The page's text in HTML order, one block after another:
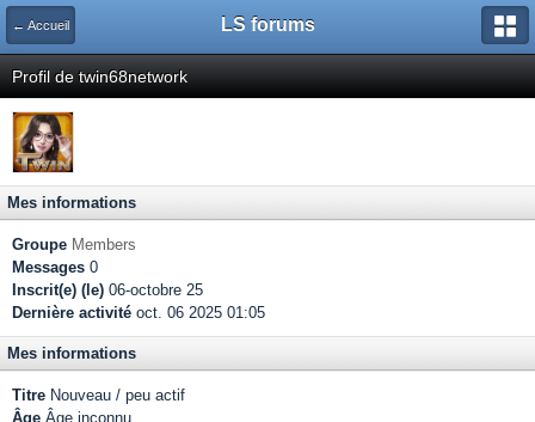
← Accueil LS forums
Profil de twin68network
Mes informations
Groupe Members
Messages 0
Inscrit(e) (le) 06-octobre 25
Dernière activité oct. 06 2025 01:05
Mes informations
Titre Nouveau / peu actif
Âge Âge inconnu